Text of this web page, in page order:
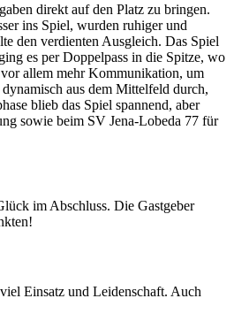
direkt auf den Platz zu bringen.
ins Spiel, wurden ruhiger und
den verdienten Ausgleich. Das Spiel
es per Doppelpass in die Spitze, wo
allem mehr Kommunikation, um
aus dem Mittelfeld durch,
blieb das Spiel spannend, aber
sowie beim SV Jena-Lobeda 77 für
im Abschluss. Die Gastgeber
Einsatz und Leidenschaft. Auch